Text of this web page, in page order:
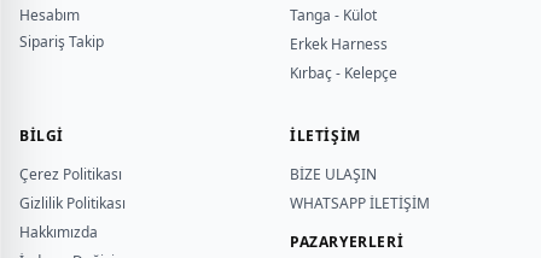
Hesabım
Sipariş Takip
Tanga - Külot
Erkek Harness
Kırbaç - Kelepçe
BILGI
Çerez Politikası
Gizlilik Politikası
Hakkımızda
İLETİŞİM
BİZE ULAŞIN
WHATSAPP İLETİŞİM
PAZARYERLERİ